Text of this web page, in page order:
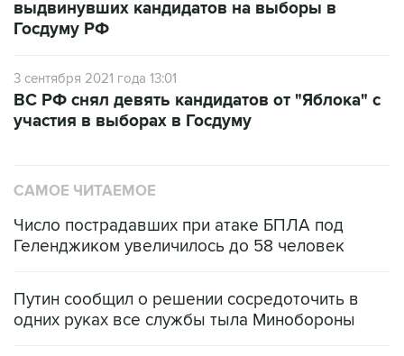
3 сентября 2021 года 13:01
участия в выборах в Госдуму
Число пострадавших при атаке БПЛА под
Путин сообщил о решении сосредоточить в
ФСБ сообщила о задержании в Приморье